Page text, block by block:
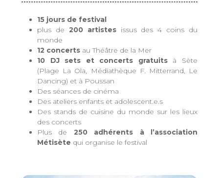
15 jours de festival
plus de 200 artistesissus des 4 coins du
monde
12 concerts au Théâtre de la Mer
10 DJ sets et concerts gratuitsà Sète
(Plage La Ola, Médiathèque F. Mitterrand, Le
Dancing) et à Poussan
Des séances de cinéma
Des ateliers enfants et adolescent.e.s
Des stands de cuisine du monde sur les lieux
des concerts
Plus de 250 adhérents à l’association
Métisète qui organise le festival